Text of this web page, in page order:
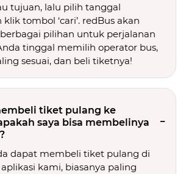
tujuan, lalu pilih tanggal
tombol ‘cari’. redBus akan
pilihan untuk perjalanan
tinggal memilih operator bus,
sesuai, dan beli tiketnya!
tiket pulang ke
saya bisa membelinya
dapat membeli tiket pulang di
kami, biasanya paling